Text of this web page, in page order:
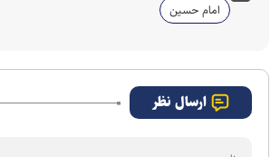
امام حسین
ارسال نظر